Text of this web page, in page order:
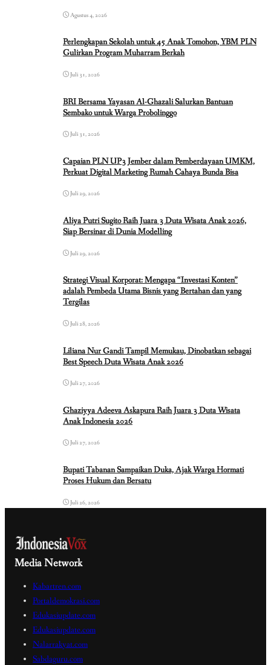
Agustus 4, 2026
Perlengkapan Sekolah untuk 45 Anak Tomohon, YBM PLN
Gulirkan Program Muharram Berkah
Juli 31, 2026
BRI Bersama Yayasan Al-Ghazali Salurkan Bantuan
Sembako untuk Warga Probolinggo
Juli 31, 2026
Capaian PLN UP3 Jember dalam Pemberdayaan UMKM,
Perkuat Digital Marketing Rumah Cahaya Bunda Bisa
Juli 29, 2026
Aliya Putri Sugito Raih Juara 3 Duta Wisata Anak 2026,
Siap Bersinar di Dunia Modelling
Juli 29, 2026
Strategi Visual Korporat: Mengapa “Investasi Konten”
adalah Pembeda Utama Bisnis yang Bertahan dan yang
Tergilas
Juli 28, 2026
Liliana Nur Gandi Tampil Memukau, Dinobatkan sebagai
Best Speech Duta Wisata Anak 2026
Juli 27, 2026
Ghaziyya Adeeva Askapura Raih Juara 3 Duta Wisata
Anak Indonesia 2026
Juli 27, 2026
Bupati Tabanan Sampaikan Duka, Ajak Warga Hormati
Proses Hukum dan Bersatu
Juli 26, 2026
Media Network
Kabartren.com
Portaldemokrasi.com
Edukasiupdate.com
Edukasiupdate.com
Nalarrakyat.com
Sabdaguru.com